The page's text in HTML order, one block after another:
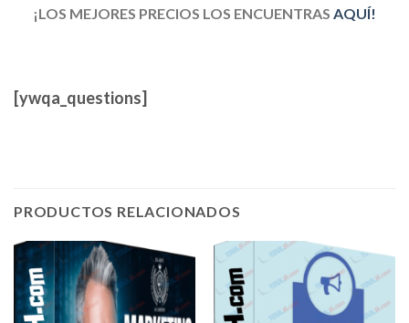
¡LOS MEJORES PRECIOS LOS ENCUENTRAS AQUÍ!
[ywqa_questions]
PRODUCTOS RELACIONADOS